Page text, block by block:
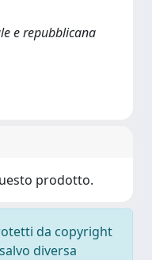
e repubblicana
prodotto.
da copyright
diversa